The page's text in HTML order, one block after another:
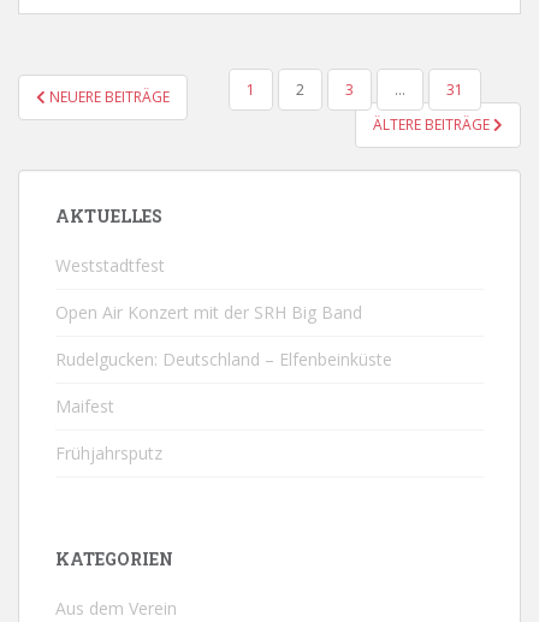
SEITENNUMMERIERUNG
DER
NEUERE BEITRÄGE 1 2 3 …
31
ÄLTERE BEITRÄGE
AKTUELLES
Weststadtfest
Open Air Konzert mit der SRH Big Band
Rudelgucken: Deutschland – Elfenbeinküste
Maifest
Frühjahrsputz
KATEGORIEN
Aus dem Verein